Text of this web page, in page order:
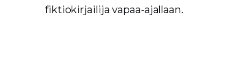
fiktiokirjailija vapaa-ajallaan.